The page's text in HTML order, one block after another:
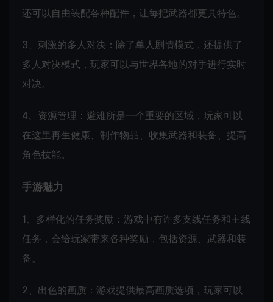
还可以自由装配各种配件，让每把武器都更具特色。
3、刺激的多人对决：除了单人剧情模式，还提供了
多人对决模式，玩家可以与世界各地的对手进行实时
对决。
4、资源管理：避难所是一个重要的区域，玩家可以
在这里再生健康、制作物品、收集武器和装备、提高
角色技能。
手游魅力
1、多样化的任务奖励：游戏中有许多支线任务和主线
任务，会给玩家带来各种奖励，包括资源、武器和装
备。
2、出色的画质：游戏提供最高画质选项，玩家可以